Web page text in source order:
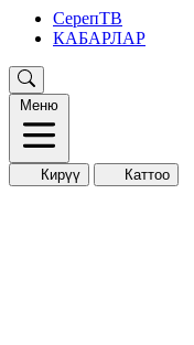
СерепТВ
КАБАРЛАР
Меню
Кирүү Каттоо